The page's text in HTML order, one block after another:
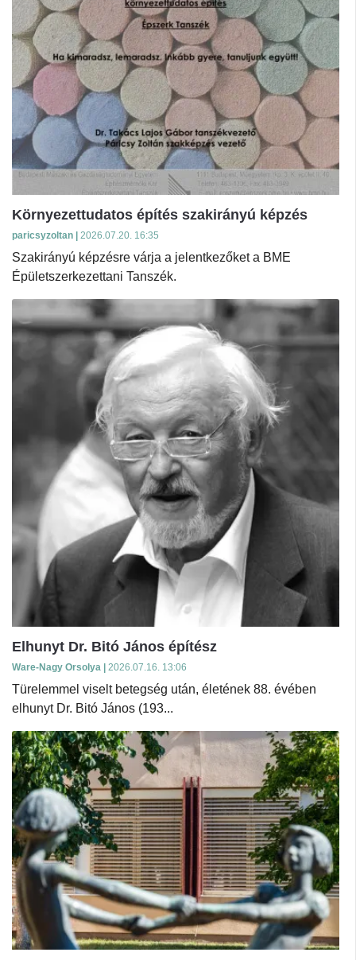
Környezettudatos építés szakirányú képzés
paricsyzoltan | 2026.07.20. 16:35
Szakirányú képzésre várja a jelentkezőket a BME
Épületszerkezettani Tanszék.
Elhunyt Dr. Bitó János építész
Ware-Nagy Orsolya | 2026.07.16. 13:06
Türelemmel viselt betegség után, életének 88. évében
elhunyt Dr. Bitó János (193...